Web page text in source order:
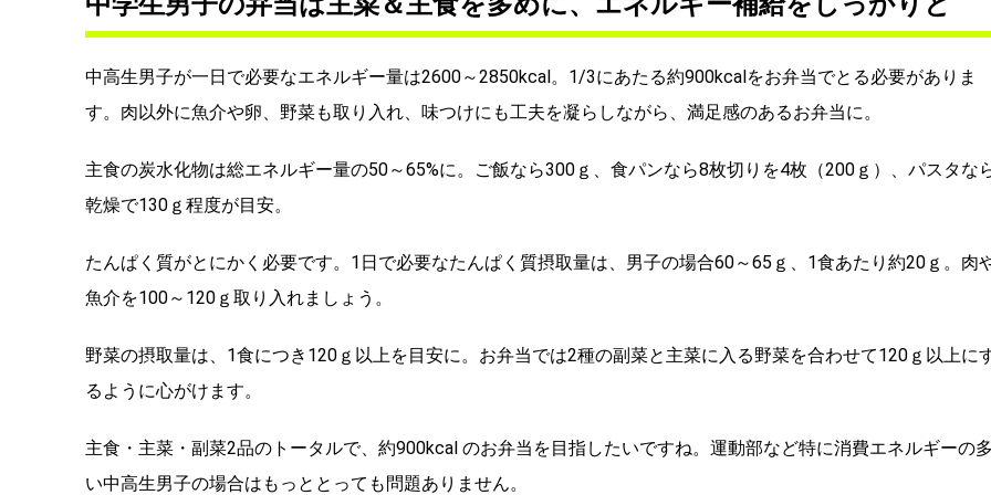
中高生男子が一日で必要なエネルギー量は2600～2850kcal。1/3にあたる約900kcalをお弁当でとる必要がありま
す。肉以外に魚介や卵、野菜も取り入れ、味つけにも工夫を凝らしながら、満足感のあるお弁当に。
主食の炭水化物は総エネルギー量の50～65%に。ご飯なら300ｇ、食パンなら8枚切りを4枚（200ｇ）、パスタな
乾燥で130ｇ程度が目安。
たんぱく質がとにかく必要です。1日で必要なたんぱく質摂取量は、男子の場合60～65ｇ、1食あたり約20ｇ。肉
魚介を100～120ｇ取り入れましょう。
野菜の摂取量は、1食につき120ｇ以上を目安に。お弁当では2種の副菜と主菜に入る野菜を合わせて120ｇ以上に
るように心がけます。
主食・主菜・副菜2品のトータルで、約900kcal のお弁当を目指したいですね。運動部など特に消費エネルギーの多
い中高生男子の場合はもっととっても問題ありません。